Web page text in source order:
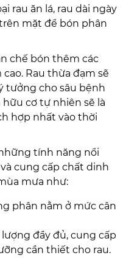
rau ăn lá, rau dài ngày
mặt để bón phân
chế bón thêm các
Rau thừa đạm sẽ
tưởng cho sâu bệnh
cơ tự nhiên sẽ là
hợp nhất vào thời
tính năng nổi
cung cấp chất dinh
mưa như:
phân nằm ở mức cân
đầy đủ, cung cấp
cần thiết cho rau.